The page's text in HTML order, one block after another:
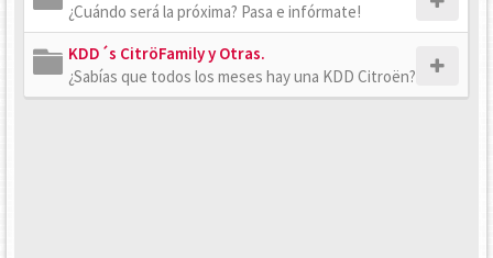
¿Cuándo será la próxima? Pasa e infórmate!
KDD´s CitröFamily y Otras.
¿Sabías que todos los meses hay una KDD Citroën?